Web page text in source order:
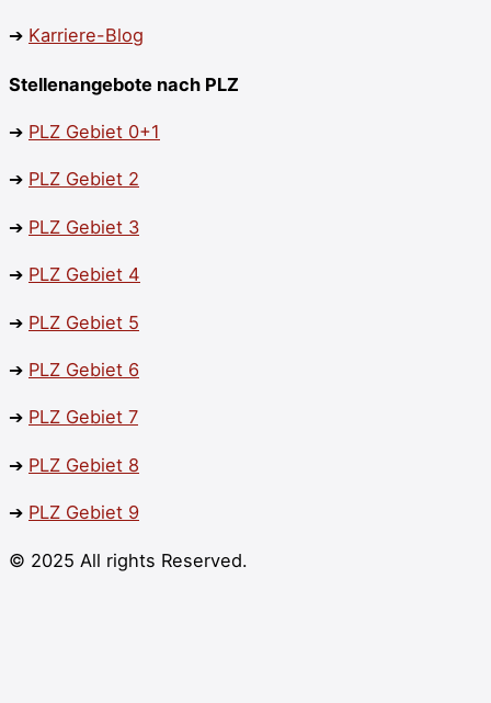
➔ Karriere-Blog
Stellenangebote nach PLZ
➔ PLZ Gebiet 0+1
➔ PLZ Gebiet 2
➔ PLZ Gebiet 3
➔ PLZ Gebiet 4
➔ PLZ Gebiet 5
➔ PLZ Gebiet 6
➔ PLZ Gebiet 7
➔ PLZ Gebiet 8
➔ PLZ Gebiet 9
© 2025 All rights Reserved.